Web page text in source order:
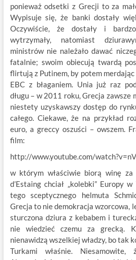
ponieważ odsetki z Grecji to za
Wypisuje się, że banki dostały
Oczywiście, że dostały i
wytrzymały, natomiast
ministrów nie należało dawać
fatalnie; swoim obiecują twardą
flirtują z Putinem, by potem
EBC z błaganiem. Unia już raz
długu – w 2011 roku, Grecja zawsze
niestety uzyskawszy dostęp do
całego. Ciekawe, że na przykład
euro, a greccy oszuści – owszem.
film:
http://www.youtube.com/
w którym właściwie biorą winę za
d’Estaing chciał „kolebki” Europy
tego sceptycznego helmuta
Grecja to nie demokracja wzorcowa,
sturczona dziura z kebabem i
nie wiedzieć czemu za grecką.
nienawidzą wszelkiej władzy, bo tak
Turkami właśnie. Niesamowite,